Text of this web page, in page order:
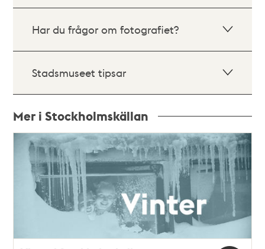
Har du frågor om fotografiet?
Stadsmuseet tipsar
Mer i Stockholmskällan
Relaterade
poster
teman